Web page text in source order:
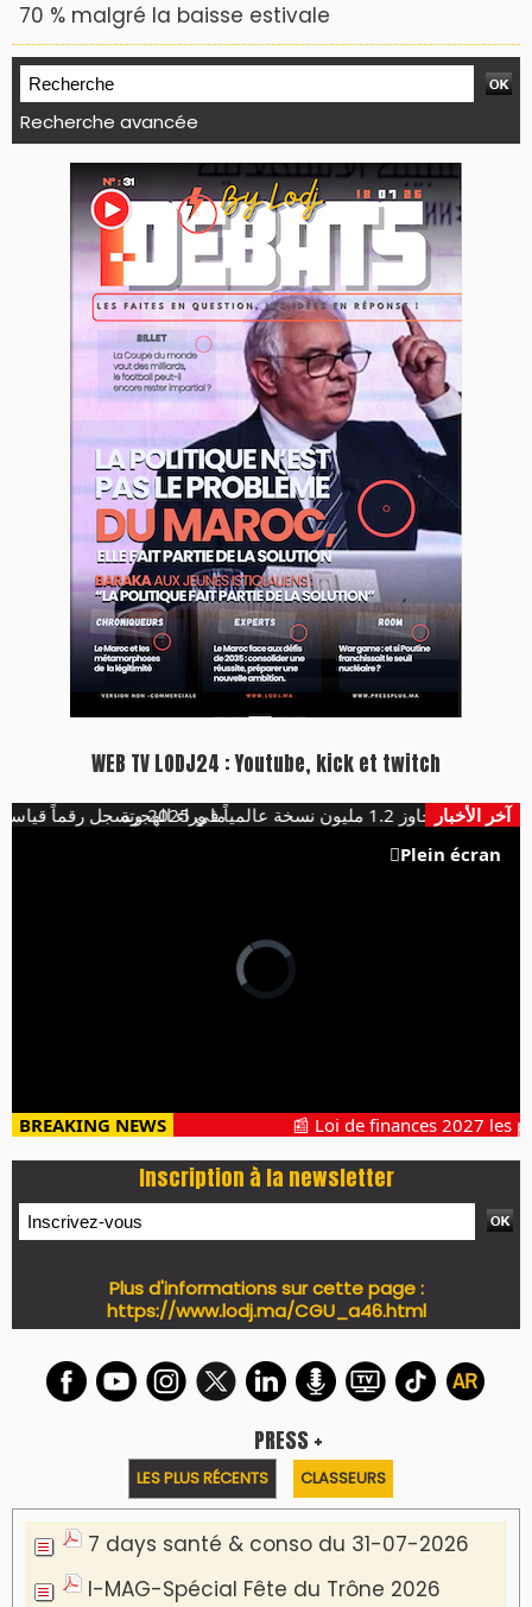
70 % malgré la baisse estivale
Recherche avancée
WEB TV LODJ24 : Youtube, kick et twitch
آخر الأخبار ما وراء الهجرة
نسخة عالمياً في 2025 وتسجل رقماً قياسياً
Plein écran
BREAKING NEWS 📰 Loi de finances 2027 les
Inscription à la newsletter
Plus d'informations sur cette page :
https://www.lodj.ma/CGU_a46.html
PRESS +
LES PLUS RÉCENTS CLASSEURS
7 days santé & conso du 31-07-2026
I-MAG-Spécial Fête du Trône 2026